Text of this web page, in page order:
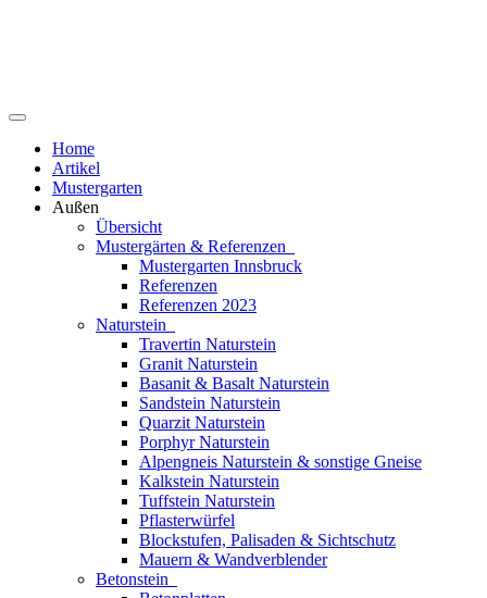
Home
Artikel
Mustergarten
Außen
Übersicht
Mustergärten & Referenzen
Mustergarten Innsbruck
Referenzen
Referenzen 2023
Naturstein
Travertin Naturstein
Granit Naturstein
Basanit & Basalt Naturstein
Sandstein Naturstein
Quarzit Naturstein
Porphyr Naturstein
Alpengneis Naturstein & sonstige Gneise
Kalkstein Naturstein
Tuffstein Naturstein
Pflasterwürfel
Blockstufen, Palisaden & Sichtschutz
Mauern & Wandverblender
Betonstein